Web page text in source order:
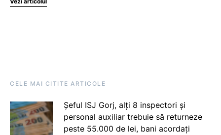
CELE MAI CITITE ARTICOLE
Șeful ISJ Gorj, alți 8 inspectori și
personal auxiliar trebuie să returneze
peste 55.000 de lei, bani acordați